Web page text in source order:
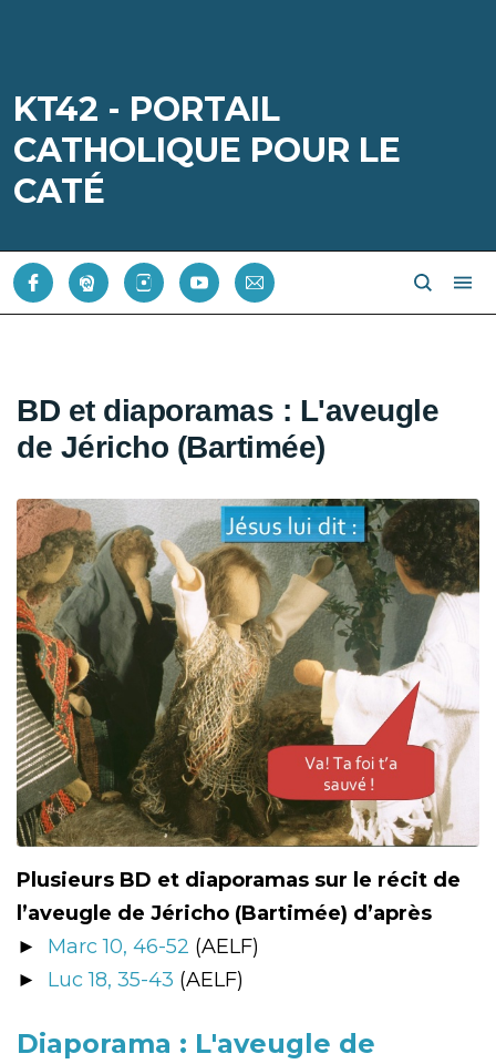
KT42 - PORTAIL
CATHOLIQUE POUR LE
CATÉ
BD et diaporamas : L'aveugle
de Jéricho (Bartimée)
Plusieurs BD et diaporamas sur le récit de
l’aveugle de Jéricho (Bartimée) d’après
► Marc 10, 46-52 (AELF)
►
Luc 18, 35-43 (AELF)
Diaporama : L'aveugle de